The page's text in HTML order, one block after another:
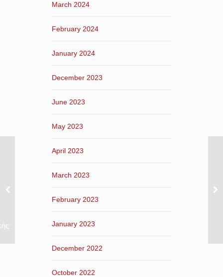
March 2024
February 2024
January 2024
December 2023
June 2023
May 2023
April 2023
March 2023
February 2023
January 2023
December 2022
October 2022